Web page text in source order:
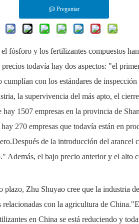
Preguntar
fósforo y los fertilizantes compuestos
todavía hay dos aspectos: "el
con los estándares de
la supervivencia del más apto, el
1507 empresas en la provincia de
270 empresas que todavía están en
de la introducción del
Además, el bajo precio anterior y el alto
Zhu Shuyao cree que la industria
con la agricultura de
en China se está reduciendo y